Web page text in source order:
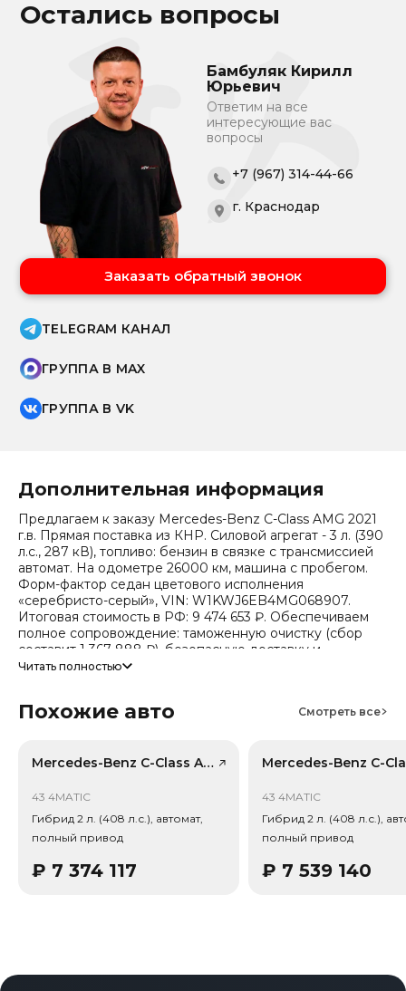
Остались вопросы
Бамбуляк Кирилл
Юрьевич
Ответим на все
интересующие вас
вопросы
+7 (967) 314-44-66
г. Краснодар
Заказать обратный звонок
TELEGRAM КАНАЛ
ГРУППА В MAX
ГРУППА В VK
Дополнительная информация
Предлагаем к заказу Mercedes-Benz C-Class AMG 2021
г.в. Прямая поставка из КНР. Силовой агрегат - 3 л. (390
л.с., 287 кВ), топливо: бензин в связке с трансмиссией
автомат. На одометре 26000 км, машина с пробегом.
Форм-фактор седан цветового исполнения
«серебристо-серый», VIN: W1KWJ6EB4MG068907.
Итоговая стоимость в РФ: 9 474 653 ₽. Обеспечиваем
полное сопровождение: таможенную очистку (сбор
составит 1 367 888 ₽), безопасную доставку и
получение всех документов.
уточняйте при обращении. Гарантируем полную
рынка (che): текущая цена в КНР 3 516 610 ₽, прогноз на
Примечание: прогноз актуален для внутреннего рынка
Тип привода: Полный привод (AWD).
Читать полностью
Похожие авто Смотреть все
Mercedes-Benz C-Class AMG, лот 59051184
43 4MATIC
Гибрид 2 л. (408 л.с.), автомат,
полный привод
₽ 7 374 117
43 4MATIC
Гибрид 2 л. (408 л.с.),
полный привод
₽ 7 539 140